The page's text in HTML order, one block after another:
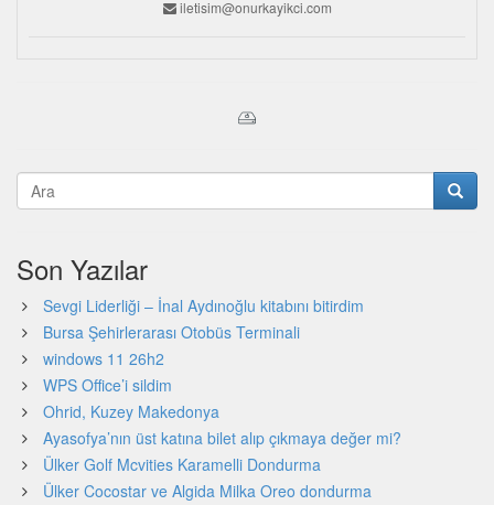
iletisim@onurkayikci.com
Son Yazılar
Sevgi Liderliği – İnal Aydınoğlu kitabını bitirdim
Bursa Şehirlerarası Otobüs Terminali
windows 11 26h2
WPS Office’i sildim
Ohrid, Kuzey Makedonya
Ayasofya’nın üst katına bilet alıp çıkmaya değer mi?
Ülker Golf Mcvities Karamelli Dondurma
Ülker Cocostar ve Algida Milka Oreo dondurma